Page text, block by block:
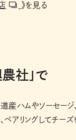
》を見る
社」で
ハムやソーセージ、
アリングしてチー